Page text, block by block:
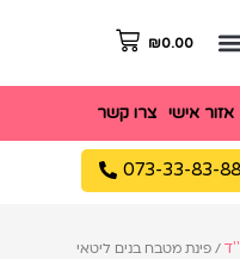
₪0.00
אזור אישי צרו קשר
073-33-83-
/ פינת מטבח בנים ליטאי